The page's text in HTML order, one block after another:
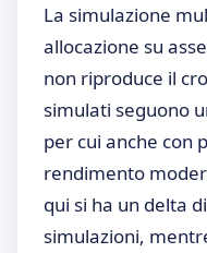
La simulazione
allocazione su
non riproduce il
simulati seguono
per cui anche con
rendimento
qui si ha un delta
simulazioni,